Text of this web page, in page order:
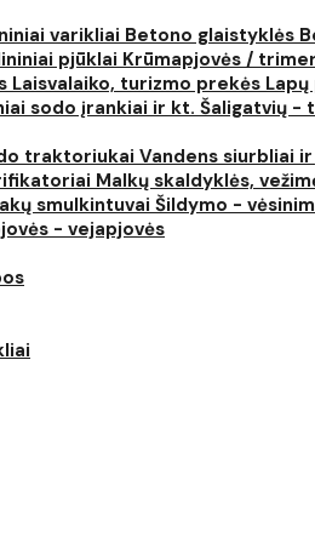
varikliai Betono glaistyklės
pjūklai Krūmapjovės /
Laisvalaiko, turizmo prekės
sodo įrankiai ir kt. Šaligatvių -
traktoriukai Vandens siurbliai
Malkų skaldyklės,
smulkintuvai Šildymo -
- vejapjovės